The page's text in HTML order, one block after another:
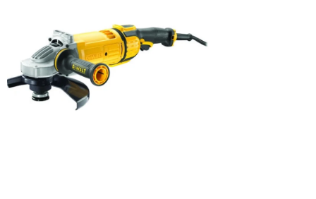
ZNAČKOVACÍ SPREJE
Jak nakupovat
Obchodní podmínky
Podmínky ochrany osobních údajů